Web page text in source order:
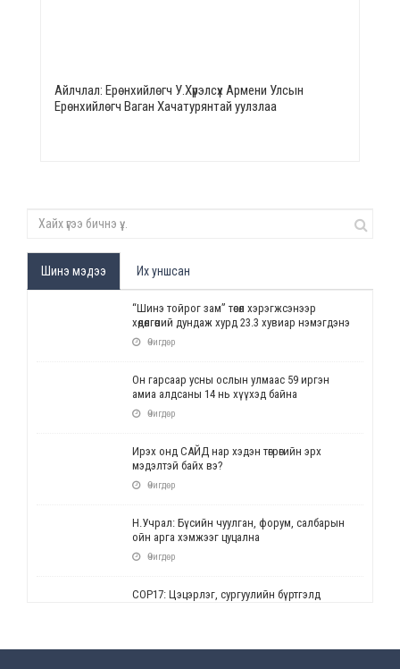
Айлчлал: Ерөнхийлөгч У.Хүрэлсүх Армени Улсын
Ерөнхийлөгч Ваган Хачатурянтай уулзлаа
Шинэ мэдээ Их уншсан
“Шинэ тойрог зам” төсөл хэрэгжсэнээр
хөдөлгөөний дундаж хурд 23.3 хувиар нэмэгдэнэ
Өчигдөр
Он гарсаар усны ослын улмаас 59 иргэн
амиа алдсаны 14 нь хүүхэд байна
Өчигдөр
Ирэх онд САЙД нар хэдэн төгрөгийн эрх
мэдэлтэй байх вэ?
Өчигдөр
Н.Учрал: Бүсийн чуулган, форум, салбарын
ойн арга хэмжээг цуцална
Өчигдөр
СОР17: Цэцэрлэг, сургуулийн бүртгэлд